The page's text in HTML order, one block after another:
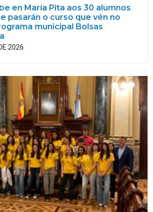
en María Pita aos 30 alumnos
pasarán o curso que vén no
municipal Bolsas
2026